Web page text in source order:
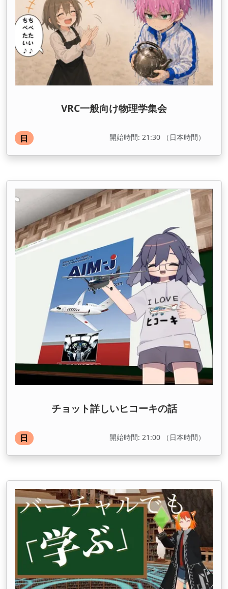
VRC一般向け物理学集会
日 開始時間: 21:30 （日本時間）
チョット詳しいヒコーキの話
日 開始時間: 21:00 （日本時間）